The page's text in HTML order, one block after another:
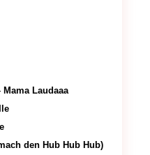
Laudaaa
den Hub Hub Hub)